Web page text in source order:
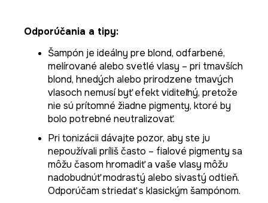
Odporúčania a tipy:
Šampón je ideálny pre blond, odfarbené,
melírované alebo svetlé vlasy – pri tmavších
blond, hnedých alebo prirodzene tmavých
vlasoch nemusí byť efekt viditeľný, pretože
nie sú prítomné žiadne pigmenty, ktoré by
bolo potrebné neutralizovať.
Pri tonizácii dávajte pozor, aby ste ju
nepoužívali príliš často – fialové pigmenty sa
môžu časom hromadiť a vaše vlasy môžu
nadobudnúť modrastý alebo sivastý odtieň.
Odporúčam striedať s klasickým šampónom.